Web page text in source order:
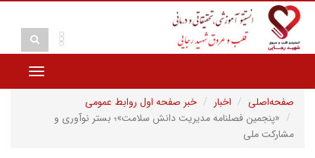
Toggle
صفحه‌اصلی
اخبار
خبر صفحه اول روابط عمومی
«پنجمین فصلنامه مدیریت دانش سلامت»؛ بستر نوآوری و
مشارکت ملی